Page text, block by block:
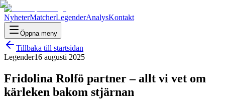
NyheterMatcherLegenderAnalysKontakt
Öppna meny
Tillbaka till startsidan
Legender16 augusti 2025
Fridolina Rolfö partner – allt vi vet om
kärleken bakom stjärnan